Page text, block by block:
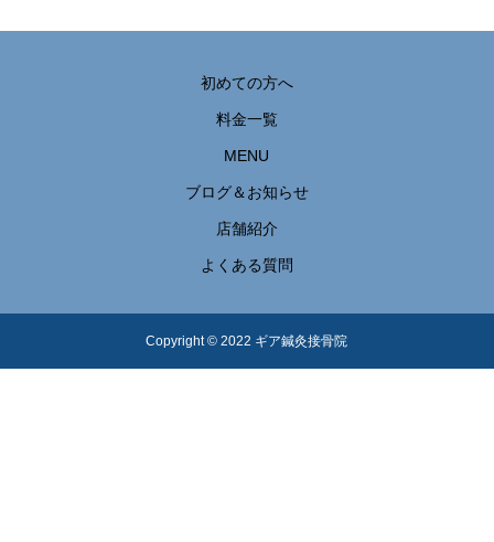
初めての方へ
料金一覧
MENU
ブログ＆お知らせ
店舗紹介
よくある質問
Copyright © 2022 ギア鍼灸接骨院